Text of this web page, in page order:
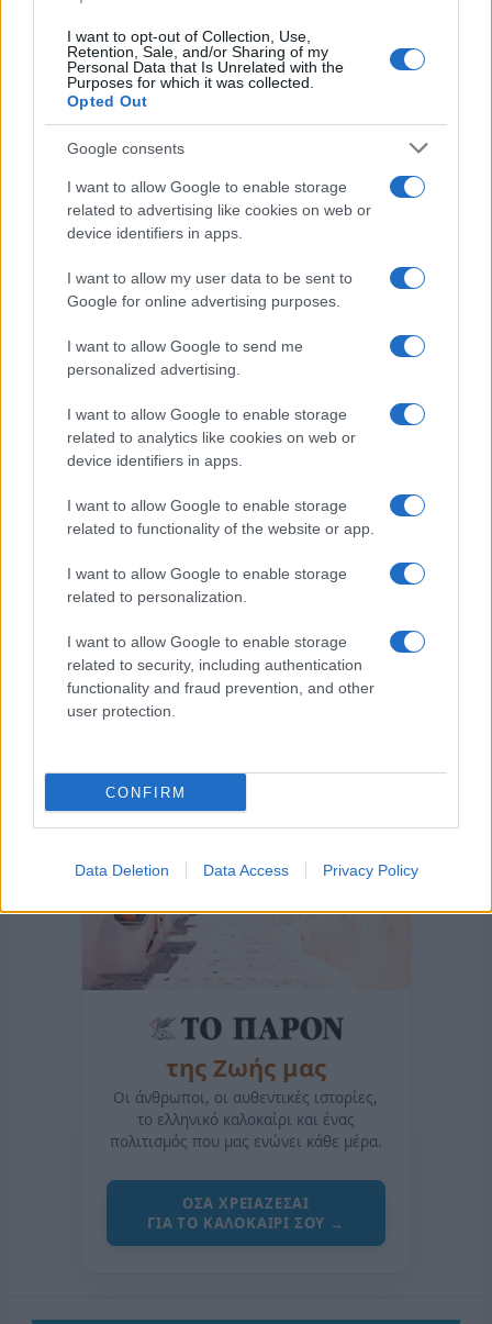
I want to opt-out of Collection, Use,
Retention, Sale, and/or Sharing of my
Personal Data that Is Unrelated with the
Purposes for which it was collected.
Opted Out
Google consents
I want to allow Google to enable storage
related to advertising like cookies on web or
device identifiers in apps.
I want to allow my user data to be sent to
Google for online advertising purposes.
I want to allow Google to send me
personalized advertising.
I want to allow Google to enable storage
related to analytics like cookies on web or
device identifiers in apps.
I want to allow Google to enable storage
related to functionality of the website or app.
I want to allow Google to enable storage
related to personalization.
I want to allow Google to enable storage
related to security, including authentication
functionality and fraud prevention, and other
user protection.
CONFIRM
Data Deletion Data Access Privacy Policy
Η ΣΤΗΛΗ ΜΑΣ
της Ζωής μας
Οι άνθρωποι, οι αυθεντικές ιστορίες,
το ελληνικό καλοκαίρι και ένας
πολιτισμός που μας ενώνει κάθε μέρα.
ΟΣΑ ΧΡΕΙΑΖΕΣΑΙ
ΓΙΑ ΤΟ ΚΑΛΟΚΑΙΡΙ ΣΟΥ →